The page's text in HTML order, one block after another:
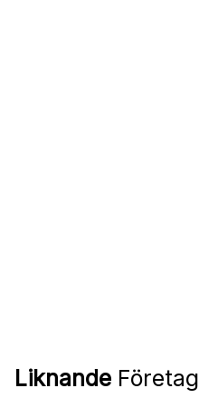
Liknande Företag